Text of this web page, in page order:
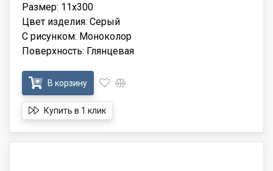
Размер: 11x300
Цвет изделия: Серый
С рисунком: Моноколор
Поверхность: Глянцевая
В корзину
Купить в 1 клик